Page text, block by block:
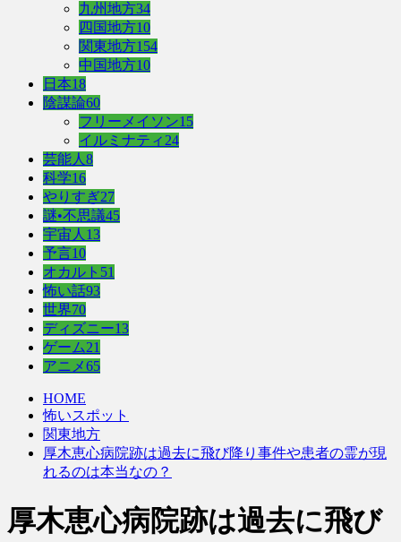
九州地方34
四国地方10
関東地方154
中国地方10
日本18
陰謀論60
フリーメイソン15
イルミナティ 24
芸能人 8
科学16
やりすぎ27
謎•不思議45
宇宙人 13
予言10
オカルト 51
怖い話93
世界70
ディズニー13
ゲーム21
アニメ65
HOME
怖いスポット
関東地方
厚木恵心病院跡は過去に飛び降り事件や患者の霊が現
れるのは本当なの？
厚木恵心病院跡は過去に飛び